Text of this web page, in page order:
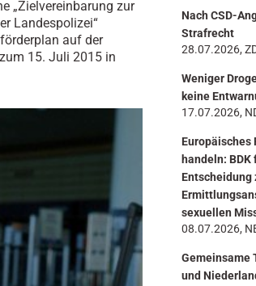
e
„Zielvereinbarung zur
Landespolizei“
auf der
15. Juli 2015 in
Nach CSD-
Strafrecht
28.07.2026,
Weniger
keine
17.07.2026,
handeln:
sexuellen
08.07.2026,
Gemeinsame
und